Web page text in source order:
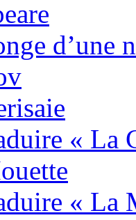
d’une
« La
« La